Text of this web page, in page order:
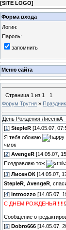
[SITE LOGO]
Форма входа
Логин:
Пароль:
запомнить
Меню сайта
Страница 1 из 1
1
Форум Трутня »
День Рождения ЛисёнкА
[1 ] StepleR [14.05.07,
Я тебя обожаю
чмок
[2] AvengeR [14.05.07,
Поздравляю тож
[3] ЛисенОК [14.05.07,
StepleR AvengeR ,
[4] Introozzo [14.05.07,
С ДНЕМ РОЖДЕНЬЯ!!!!!!
Сообщение
[5] Dobro666 [14.05.07,